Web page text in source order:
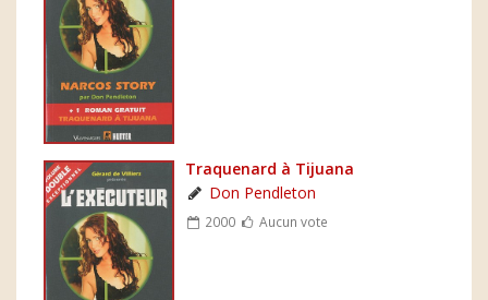
Traquenard à Tijuana
Don Pendleton
2000 Aucun vote